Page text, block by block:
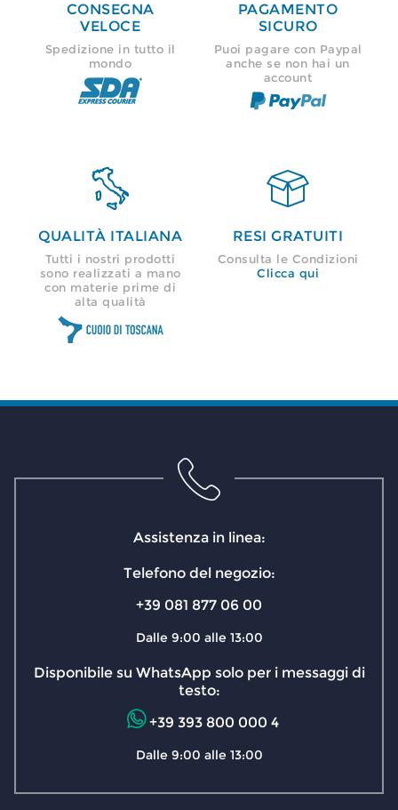
CONSEGNA
VELOCE
Spedizione in tutto il
mondo
PAGAMENTO
SICURO
Puoi pagare con Paypal
anche se non hai un
account

QUALITÀ ITALIANA
Tutti i nostri prodotti
sono realizzati a mano
con materie prime di
alta qualità

RESI GRATUITI
Consulta le Condizioni
Clicca qui
Assistenza in linea:
Telefono del negozio:
+39 081 877 06 00
Dalle 9:00 alle 13:00
Disponibile su WhatsApp solo per i messaggi di
testo:
+39 393 800 000 4
Dalle 9:00 alle 13:00